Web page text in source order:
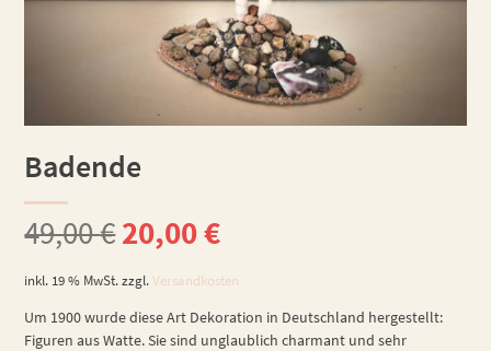
Badende
49,00€Ursprünglicher
Preis
war:
20,00€Aktueller
Preis
ist:
inkl. 19 % MwSt. zzgl.Versandkosten
Um 1900 wurde diese Art Dekoration in Deutschland hergestellt:
Figuren aus Watte. Sie sind unglaublich charmant und sehr